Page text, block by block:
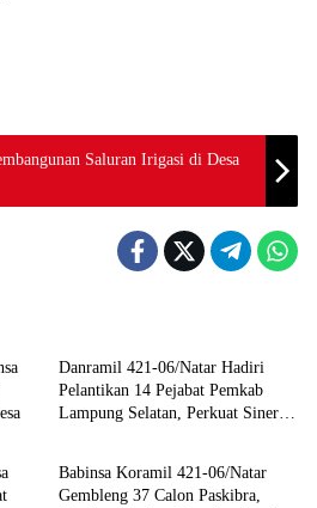
Saluran Irigasi di Desa
Danramil 421-06/Natar Hadiri
Pelantikan 14 Pejabat Pemkab
Lampung Selatan, Perkuat Sinergi
Berita
Babinsa Koramil 421-06/Natar
Gembleng 37 Calon Paskibra,